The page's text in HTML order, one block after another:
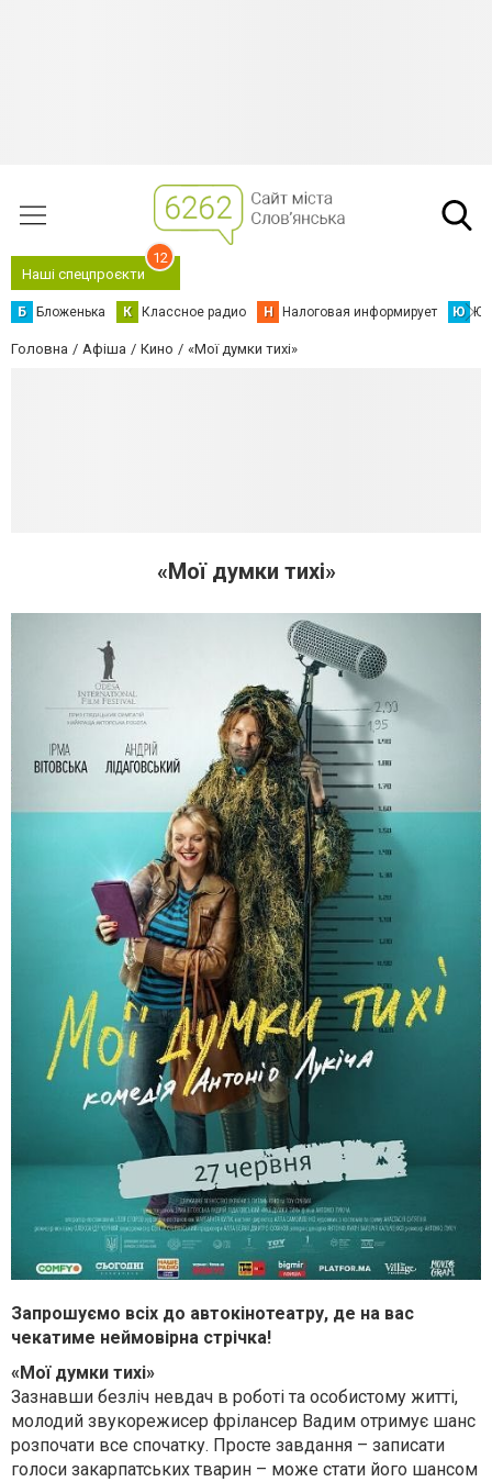
Наші спецпроєкти
12
Б Бложенька К Классное радио Н Налоговая информирует Ю
Головна Афіша Кино «Мої думки тихі»
«Мої думки тихі»
Запрошуємо всіх до автокінотеатру, де на вас
чекатиме неймовірна стрічка!
«Мої думки тихі»
Зазнавши безліч невдач в роботі та особистому житті,
молодий звукорежисер фрілансер Вадим отримує шанс
розпочати все спочатку. Просте завдання – записати
голоси закарпатських тварин – може стати його шансом